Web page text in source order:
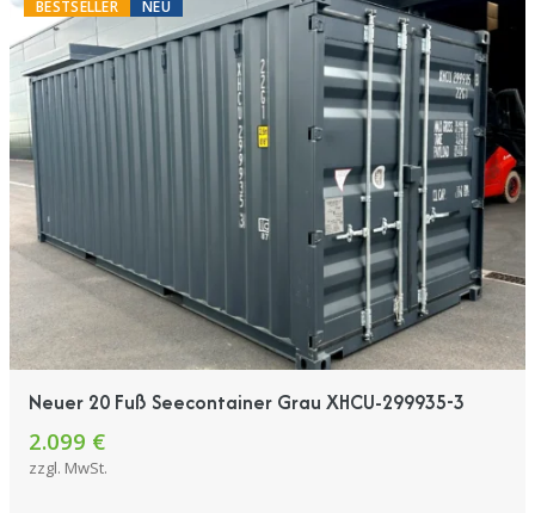
BESTSELLER NEU
Neuer 20 Fuß Seecontainer Grau XHCU-299935-3
2.099 €
zzgl. MwSt.